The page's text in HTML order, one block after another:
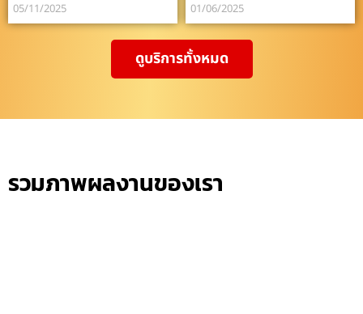
05/11/2025 01/06/2025
ดูบริการทั้งหมด
รวมภาพผลงานของเรา